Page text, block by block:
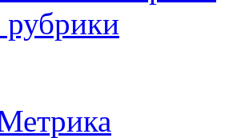
рубрики